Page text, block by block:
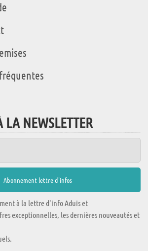
LA NEWSLETTER
à la lettre d'info Aduis et
exceptionnelles, les dernières nouveautés et